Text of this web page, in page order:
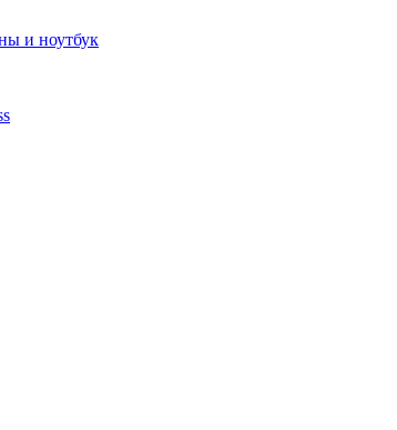
и ноутбук